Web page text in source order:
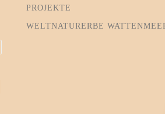
PROJEKTE
WELTNATURERBE